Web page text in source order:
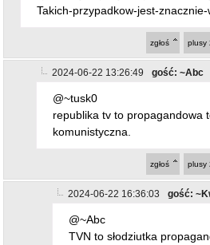
Takich-przypadkow-jest-
plusy
zgłoś
2024-06-22 13:26:49 gość: ~Abc
@~tusk0
republika tv to propagandowa
komunistyczna.
plusy
zgłoś
2024-06-22 16:36:03 gość:
@~Abc
TVN to słodziutka